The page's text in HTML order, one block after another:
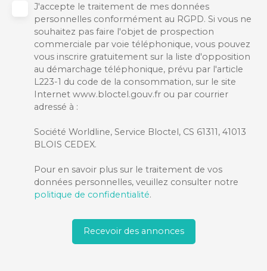
J'accepte le traitement de mes données
personnelles conformément au RGPD. Si vous ne
souhaitez pas faire l'objet de prospection
commerciale par voie téléphonique, vous pouvez
vous inscrire gratuitement sur la liste d'opposition
au démarchage téléphonique, prévu par l'article
L223-1 du code de la consommation, sur le site
Internet www.bloctel.gouv.fr ou par courrier
adressé à :
Société Worldline, Service Bloctel, CS 61311, 41013
BLOIS CEDEX.
Pour en savoir plus sur le traitement de vos
données personnelles, veuillez consulter notre
politique de confidentialité.
Recevoir des annonces